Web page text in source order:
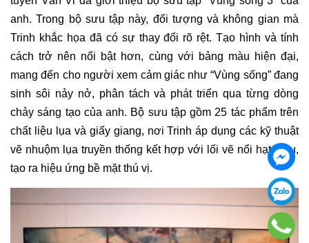
anh. Trong bộ sưu tập này, đối tượng và không gian mà
Trinh khắc họa đã có sự thay đổi rõ rệt. Tạo hình và tính
cách trở nên nổi bật hơn, cùng với bảng màu hiện đại,
mang đến cho người xem cảm giác như “Vùng sống” đang
sinh sôi nảy nở, phân tách và phát triển qua từng dòng
chảy sáng tạo của anh. Bộ sưu tập gồm 25 tác phẩm trên
chất liệu lụa và giấy giang, nơi Trinh áp dụng các kỹ thuật
vẽ nhuộm lụa truyền thống kết hợp với lối vẽ nổi hạt màu,
tạo ra hiệu ứng bề mặt thú vị.